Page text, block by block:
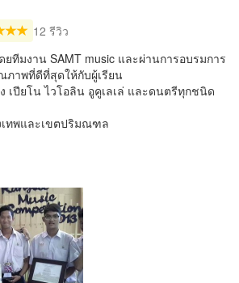
12 รีวิว
ทีมงาน SAMT music และผ่านการอบรมการ
ภาพที่ดีที่สุดให้กับผู้เรียน
เปียโน ไวโอลิน อูคูเลเล่ และดนตรีทุกชนิด
ทพและเขตปริมณฑล